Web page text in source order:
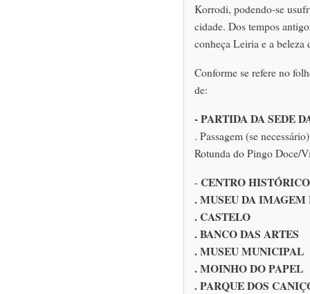
Korrodi, podendo-se
cidade. Dos tempos
conheça Leiria e a beleza
Conforme se refere no
de:
- PARTIDA DA SEDE
. Passagem (se
Rotunda do Pingo Doce/
-CENTRO
. MUSEU DA
. CASTELO
. BANCO DAS ARTES
. MUSEU MUNICIPAL
. MOINHO DO PAPEL
. PARQUE DOS